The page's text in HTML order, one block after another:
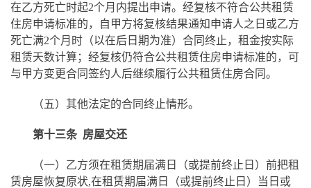
在乙方死亡时起2个月内提出申请。经复核不符合公共租赁
住房申请标准的，自甲方将复核结果通知申请人之日或乙方
死亡满2个月时（以在后日期为准）合同终止，租金按实际
租赁天数计算；经复核仍符合公共租赁住房申请标准的，可
与甲方变更合同签约人后继续履行公共租赁住房合同。
（五）其他法定的合同终止情形。
第十三条 房屋交还
（一）乙方须在租赁期届满日（或提前终止日）前把租
赁房屋恢复原状,在租赁期届满日（或提前终止日）当日或